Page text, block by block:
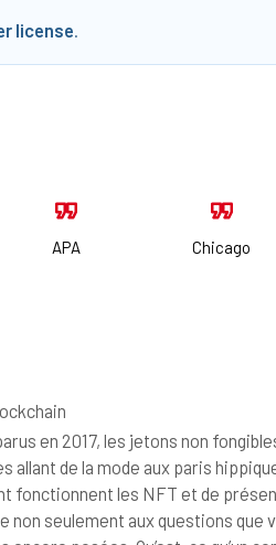
license
APA Chicago
en 2017, les jetons non
allant de la mode aux paris
fonctionnent les NFT et de
non seulement aux questions que